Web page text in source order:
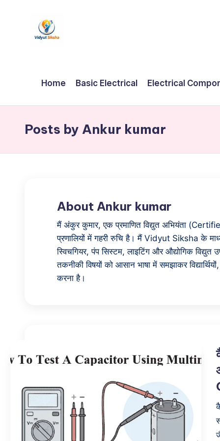
y
Home Basic Electrical Electrical
Posts by Ankur kumar
About Ankur kumar
मैं अंकुर कुमार, एक प्रमाणित विद्युत अभियंता
प्रणालियों में गहरी रुचि है। मैं Vidyut Siksha के
स्विचगियर, पंप सिस्टम, लाइटिंग और औद्योगिक
तकनीकी विषयों को आसान भाषा में समझाकर
करना है।